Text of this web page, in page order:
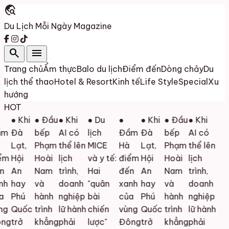
travel_explore
Du Lịch Mỗi Ngày Magazine
search menu
Trang chủẨm thựcBalo du lịchĐiểm đếnDòng chảyDu
lịch thể thaoHotel & ResortKinh tếLife StyleSpecial Xu
hướng
HOT
● Khi
Đà
Lạt,
Hội
An
hay
Phú
Quốc
trở
● Đầu
bếp
Phạm
Hoài
Nam
và
hành
trình
khẳng
● Khi
AI có
thể lên
lịch
trình,
doanh
nghiệp
lữ hành
phải
● Du
lịch
MICE
và y tế:
Hai
"quân
bài
chiến
lược"
●
Đầm
Hà
điểm
đến
xanh
của
vùng
Đông
● Khi
Đà
Lạt,
Hội
An
hay
Phú
Quốc
trở
● Đầu
bếp
Phạm
Hoài
Nam
và
hành
trình
khẳng
● Khi
AI có
thể lên
lịch
trình,
doanh
nghiệp
lữ hành
phải